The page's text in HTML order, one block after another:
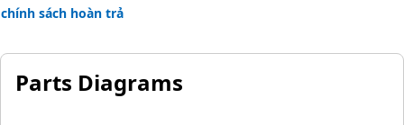
chính sách hoàn trả
Parts Diagrams